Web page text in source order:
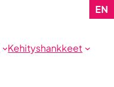
Kehityshankkeet
EN